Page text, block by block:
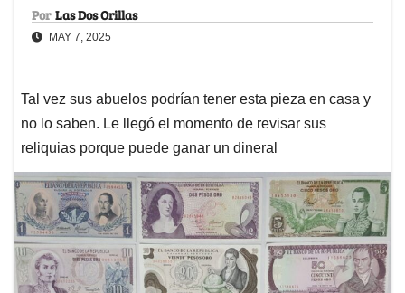
Por Las Dos Orillas
MAY 7, 2025
Tal vez sus abuelos podrían tener esta pieza en casa y
no lo saben. Le llegó el momento de revisar sus
reliquias porque puede ganar un dineral